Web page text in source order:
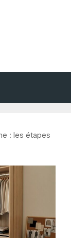
: les étapes